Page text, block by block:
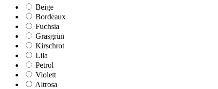
Beige
Bordeaux
Fuchsia
Grasgrün
Kirschrot
Lila
Petrol
Violett
Altrosa